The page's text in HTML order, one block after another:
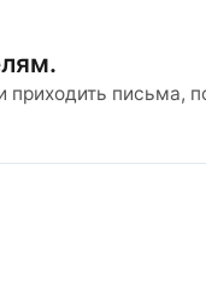
письма,